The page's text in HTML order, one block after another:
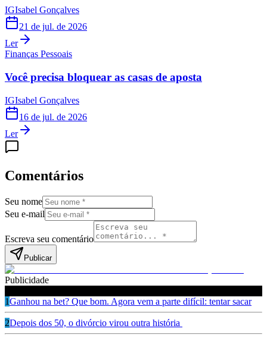
IGIsabel Gonçalves
21 de jul. de 2026
Ler
Finanças Pessoais
Você precisa bloquear as casas de aposta
IGIsabel Gonçalves
16 de jul. de 2026
Ler
Comentários
Seu nome
Seu e-mail
Escreva seu comentário
Publicar
Publicidade
1Ganhou na bet? Que bom. Agora vem a parte difícil: tentar sacar
2Depois dos 50, o divórcio virou outra história